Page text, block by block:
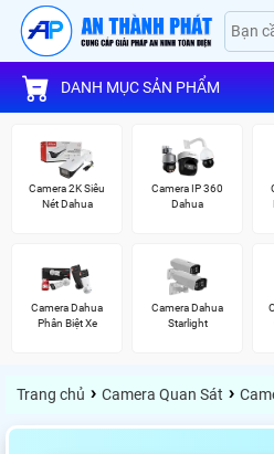
DANH MỤC SẢN PHẨM
Camera 2K Siêu
Nét Dahua
Camera IP 360
Dahua
Camera Dahua
Phân Biệt Xe
Camera Dahua
Starlight
Trang chủ › Camera Quan Sát ›